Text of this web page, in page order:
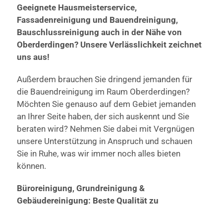
Geeignete Hausmeisterservice,
Fassadenreinigung und Bauendreinigung,
Bauschlussreinigung auch in der Nähe von
Oberderdingen? Unsere Verlässlichkeit zeichnet
uns aus!
Außerdem brauchen Sie dringend jemanden für
die Bauendreinigung im Raum Oberderdingen?
Möchten Sie genauso auf dem Gebiet jemanden
an Ihrer Seite haben, der sich auskennt und Sie
beraten wird? Nehmen Sie dabei mit Vergnügen
unsere Unterstützung in Anspruch und schauen
Sie in Ruhe, was wir immer noch alles bieten
können.
Büroreinigung, Grundreinigung &
Gebäudereinigung: Beste Qualität zu